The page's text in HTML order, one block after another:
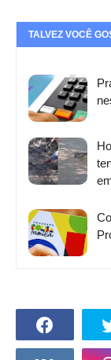
TALVEZ VOCÊ